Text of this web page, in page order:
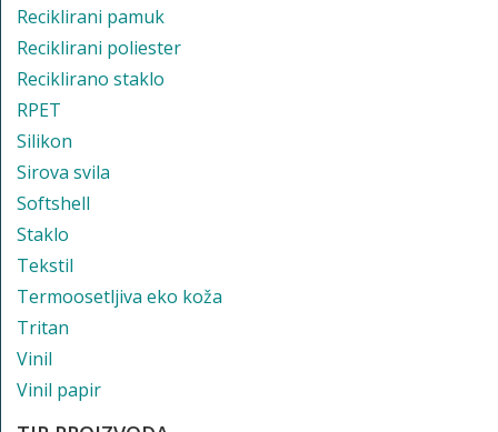
Reciklirani pamuk
Reciklirani poliester
Reciklirano staklo
RPET
Silikon
Sirova svila
Softshell
Staklo
Tekstil
Termoosetljiva eko koža
Tritan
Vinil
Vinil papir